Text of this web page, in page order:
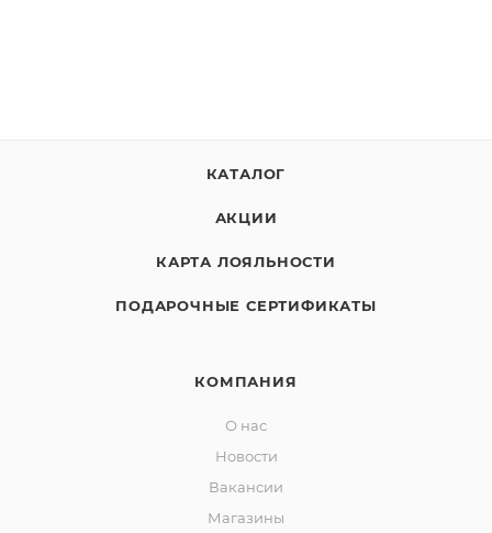
КАТАЛОГ
АКЦИИ
КАРТА ЛОЯЛЬНОСТИ
ПОДАРОЧНЫЕ СЕРТИФИКАТЫ
КОМПАНИЯ
О нас
Новости
Вакансии
Магазины